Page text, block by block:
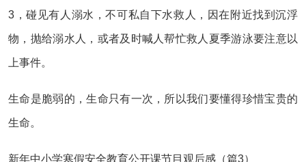
3，碰见有人溺水，不可私自下水救人，因在附近找到沉浮
物，抛给溺水人，或者及时喊人帮忙救人夏季游泳要注意以
上事件。
生命是脆弱的，生命只有一次，所以我们要懂得珍惜宝贵的
生命。
新年中小学寒假安全教育公开课节目观后感（篇3）